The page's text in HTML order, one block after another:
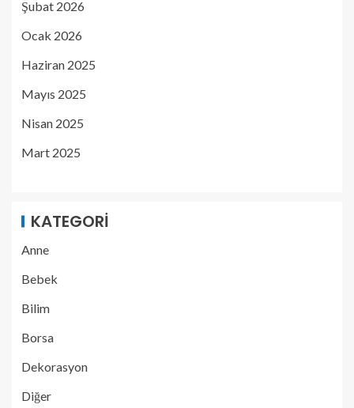
Şubat 2026
Ocak 2026
Haziran 2025
Mayıs 2025
Nisan 2025
Mart 2025
KATEGORI
Anne
Bebek
Bilim
Borsa
Dekorasyon
Diğer